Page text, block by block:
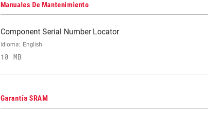
Manuales De Mantenimiento
Component Serial Number Locator
Idioma: English
10 MB
Garantía SRAM